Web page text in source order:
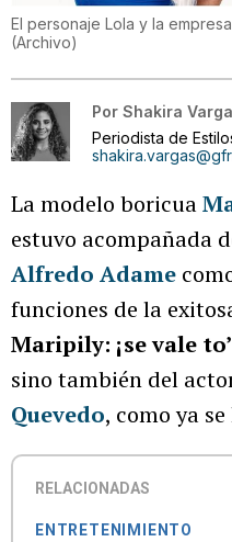
El personaje Lola y la
(Archivo)
Por Shakira
Periodista de
La modelo boricua
estuvo acompañada
Alfredo Adame
funciones de la
Maripily: ¡se vale
sino también del
Quevedo, como ya
RELACIONADAS
ENTRETENIMIENTO